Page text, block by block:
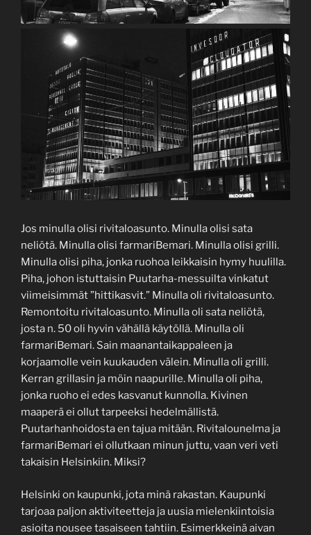
Jos minulla olisi rivitaloasunto. Minulla olisi sata
neliötä. Minulla olisi farmariBemari. Minulla olisi grilli.
Minulla olisi piha, jonka ruohoa leikkaisin hymy huulilla.
Piha, johon istuttaisin Puutarha-messuilta vinkatut
viimeisimmät ”hittikasvit.” Minulla oli rivitaloasunto.
Remontoitu rivitaloasunto. Minulla oli sata neliötä,
josta n. 50 oli hyvin vähällä käytöllä. Minulla oli
farmariBemari. Sain maanantaikappaleen ja
korjaamolle vein kuukauden välein. Minulla oli grilli.
Kerran grillasin ja möin naapurille. Minulla oli piha,
jonka ruoho ei edes kasvanut kunnolla. Kivinen
maaperä ei ollut tarpeeksi hedelmällistä.
Puutarhanhoidosta en tajua mitään. Rivitalounelma ja
farmariBemari ei ollutkaan minun juttu, vaan veri veti
takaisin Helsinkiin. Miksi?
Helsinki on kaupunki, jota minä rakastan. Kaupunki
tarjoaa paljon aktiviteetteja ja uusia mielenkiintoisia
asioita nousee tasaiseen tahtiin. Esimerkkeinä aivan